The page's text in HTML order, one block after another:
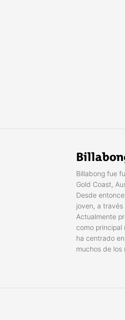
Billabong fue
Gold Coast,
Desde
joven, a
Actualmente
como principal
ha centrado
muchos de los